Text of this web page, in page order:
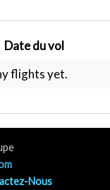
Date du vol
flights yet.
Nous